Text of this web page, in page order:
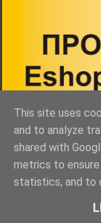
This site uses
and to analyze
shared with
metrics to
statistics, and to